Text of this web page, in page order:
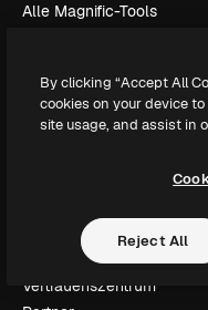
Alle Magnific-Tools
Academy
Dokumentation
Originale
Cookie-Richtlinie
Vertrauenszentrum
By clicking “Accept All
cookies on your device
site usage, and assist in
Reject All